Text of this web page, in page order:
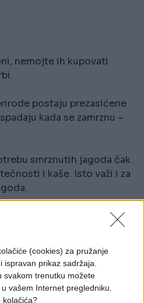
(cookies) za pružanje
ispravan prikaz sadržaja.
svakom trenutku možete
vašem Internet pregledniku.
kolačića?
nemojte ih kupovati
postaju prezasićene
kada se zamrznu –
smrznutih jagoda čak
i kaše. Isto važi i za
voće kada mu je sezona,
i dalje želite da ih
tome da napravite kompot
za palačinke ili u